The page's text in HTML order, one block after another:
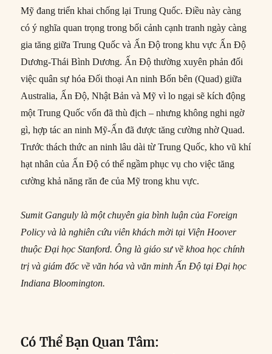
Mỹ đang triển khai chống lại Trung Quốc. Điều này càng
có ý nghĩa quan trọng trong bối cảnh cạnh tranh ngày càng
gia tăng giữa Trung Quốc và Ấn Độ trong khu vực Ấn Độ
Dương-Thái Bình Dương. Ấn Độ thường xuyên phản đối
việc quân sự hóa Đối thoại An ninh Bốn bên (Quad) giữa
Australia, Ấn Độ, Nhật Bản và Mỹ vì lo ngại sẽ kích động
một Trung Quốc vốn đã thù địch – nhưng không nghi ngờ
gì, hợp tác an ninh Mỹ-Ấn đã được tăng cường nhờ Quad.
Trước thách thức an ninh lâu dài từ Trung Quốc, kho vũ khí
hạt nhân của Ấn Độ có thể ngầm phục vụ cho việc tăng
cường khả năng răn đe của Mỹ trong khu vực.
Sumit Ganguly là một chuyên gia bình luận của Foreign
Policy và là nghiên cứu viên khách mời tại Viện Hoover
thuộc Đại học Stanford. Ông là giáo sư về khoa học chính
trị và giám đốc về văn hóa và văn minh Ấn Độ tại Đại học
Indiana Bloomington.
Có Thể Bạn Quan Tâm: